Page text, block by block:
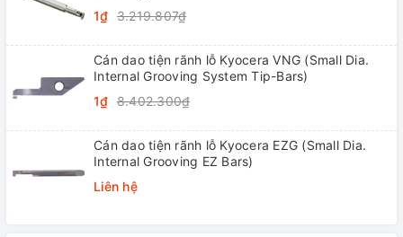
1₫ 3.219.807₫
Cán dao tiện rãnh lỗ Kyocera VNG (Small Dia.
Internal Grooving System Tip-Bars)
1₫ 8.402.300₫
Cán dao tiện rãnh lỗ Kyocera EZG (Small Dia.
Internal Grooving EZ Bars)
Liên hệ